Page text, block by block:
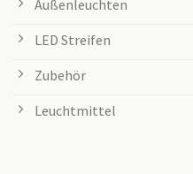
Außenleuchten
LED Streifen
Zubehör
Leuchtmittel